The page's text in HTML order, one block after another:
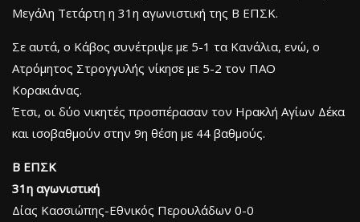
Μεγάλη Τετάρτη η 31η αγωνιστική της Β ΕΠΣΚ.
Σε αυτά, ο Κάβος συνέτριψε με 5-1 τα Κανάλια, ενώ, ο
Ατρόμητος Στρογγυλής νίκησε με 5-2 τον ΠΑΟ
Κορακιάνας.
Έτσι, οι δύο νικητές προσπέρασαν τον Ηρακλή Αγίων Δέκα
και ισοβαθμούν στην 9η θέση με 44 βαθμούς.
Β ΕΠΣΚ
31η αγωνιστική
Δίας Κασσιώπης-Εθνικός Περουλάδων 0-0